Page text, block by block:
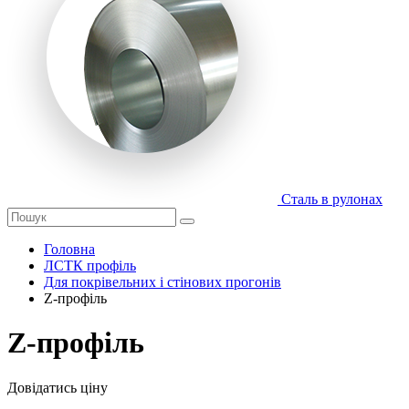
Сталь в рулонах
Головна
ЛСТК профіль
Для покрівельних і стінових прогонів
Z-профіль
Z-профіль
Довідатись ціну